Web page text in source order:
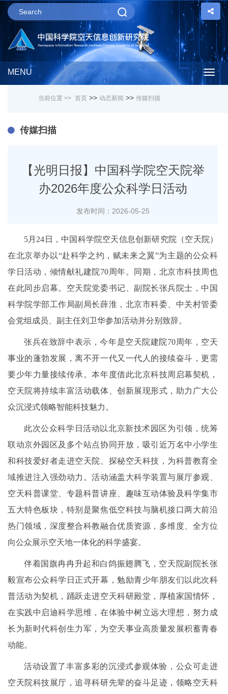
MENU
当前位置 >> 首页 >> 动态新闻 >> 传媒扫描
传媒扫描
【光明日报】中国科学院空天院举
办2026年度公众科学日活动
发布时间：2026-05-25
5月24日，中国科学院空天信息创新研究院（空天院）
在北京举办以“赴科学之约，赋未来之翼”为主题的公众科
学日活动，倾情献礼建院70周年。同期，北京市科技周也
在此同步启幕。空天院党委书记、副院长张兵院士，中国
科学院学部工作局副局长薛淮，北京市科委、中关村管委
会党组成员、副主任刘卫华参加活动并分别致辞。
张兵在致辞中表示，今年是空天院建院70周年，空天
事业的蓬勃发展，离不开一代又一代人的接续奋斗，更需
要少年力量接续传承。本年度借此北京科技周启幕契机，
空天院将持续丰富活动载体、创新展现形式，助力广大公
众沉浸式领略智能科技魅力。
此次公众科学日活动以北京新技术园区为引领，统筹
联动京外园区及多个站点协同开放，吸引近万名中小学生
和科技爱好者走进空天院、探秘空天科技，为科普教育全
域推进注入强劲动力。活动涵盖大科学装置与展厅参观、
空天科普课堂、专题科普讲座、趣味互动体验及科学集市
五大特色板块，特别是聚焦低空科技与脑机接口两大前沿
热门领域，深度整合科教融合优质资源，多维度、全方位
向公众展示空天地一体化的科学盛宴。
伴着国旗冉冉升起和白鸽振翅腾飞，空天院副院长张
毅宣布公众科学日正式开幕，勉励青少年朋友们以此次科
普活动为契机，踊跃走进空天科研殿堂，厚植家国情怀，
在实践中启迪科学思维，在体验中树立远大理想，努力成
长为新时代科创生力军，为空天事业高质量发展积蓄青春
动能。
活动设置了丰富多彩的沉浸式参观体验，公众可走进
空天院科技展厅，追寻科研先辈的奋斗足迹，领略空天科